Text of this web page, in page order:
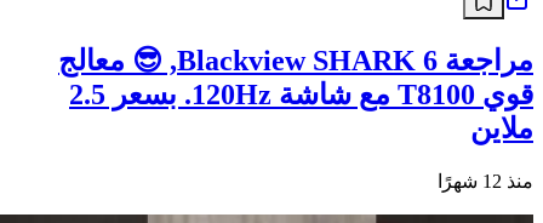
مراجعة Blackview SHARK 6, 😎 معالج
قوي T8100 مع شاشة 120Hz. بسعر 2.5
ملاين
منذ 12 شهرًا